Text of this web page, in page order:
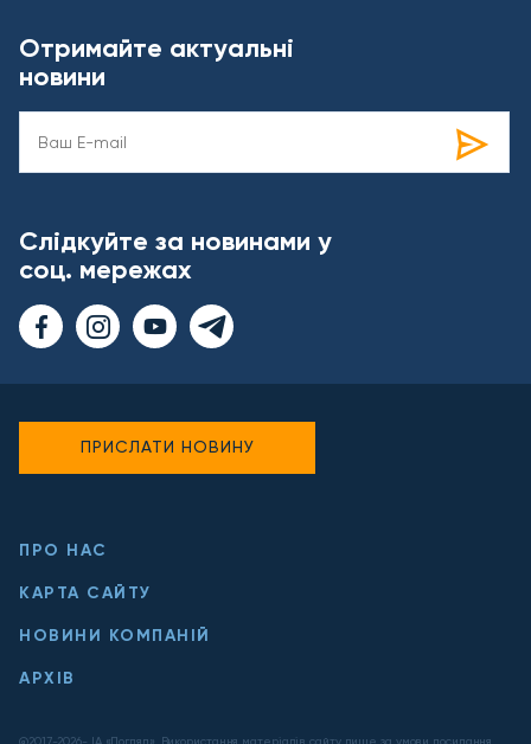
Отримайте актуальні
новини
Слідкуйте за новинами у
соц. мережах
ПРО НАС
КАРТА САЙТУ
НОВИНИ КОМПАНІЙ
АРХІВ
@2017-2026- ІА «Погляд». Використання матеріалів сайту лише за умови посилання
ПРИСЛАТИ НОВИНУ